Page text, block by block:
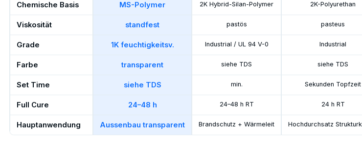
Chemische Basis MS-Polymer 2K Hybrid-Silan-Polymer 2K-Polyurethan
Viskosität standfest pastös pasteus
Grade 1K feuchtigkeitsv. Industrial / UL 94 V-0 Industrial
Farbe transparent siehe TDS siehe TDS
Set Time siehe TDS min. Sekunden Topfzeit
Full Cure 24–48 h 24–48 h RT 24 h RT
Hauptanwendung Aussenbau transparent Brandschutz + Wärmeleit Hochdurchsatz